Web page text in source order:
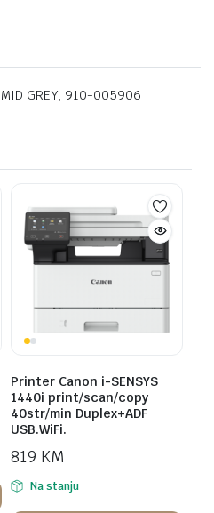
GREY, 910-005906
Printer Canon i-SENSYS
1440i print/scan/copy
40str/min Duplex+ADF
USB.WiFi.
819 KM
Na stanju